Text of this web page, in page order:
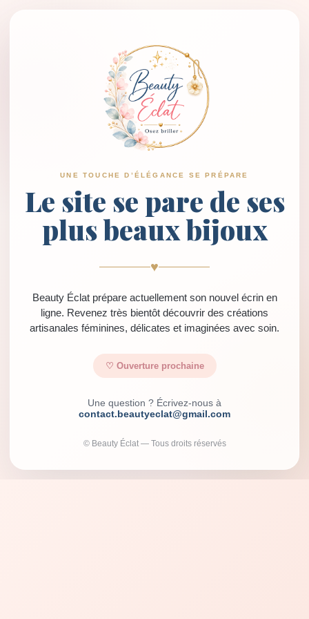
UNE TOUCHE D’ÉLÉGANCE SE PRÉPARE
Le site se pare de ses
plus beaux bijoux
♥
Beauty Éclat prépare actuellement son nouvel écrin en
ligne. Revenez très bientôt découvrir des créations
artisanales féminines, délicates et imaginées avec soin.
♡ Ouverture prochaine
Une question ? Écrivez-nous à
contact.beautyeclat@gmail.com
© Beauty Éclat — Tous droits réservés